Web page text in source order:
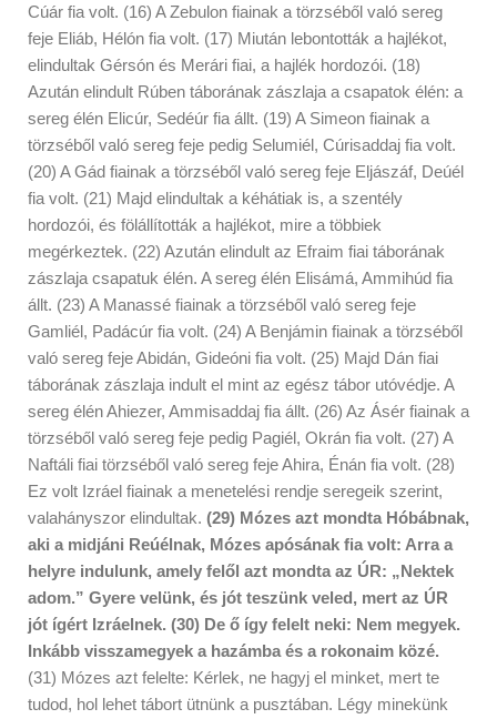
Cúár fia volt. (16) A Zebulon fiainak a törzséből való sereg
feje Eliáb, Hélón fia volt. (17) Miután lebontották a hajlékot,
elindultak Gérsón és Merári fiai, a hajlék hordozói. (18)
Azután elindult Rúben táborának zászlaja a csapatok élén: a
sereg élén Elicúr, Sedéúr fia állt. (19) A Simeon fiainak a
törzséből való sereg feje pedig Selumiél, Cúrisaddaj fia volt.
(20) A Gád fiainak a törzséből való sereg feje Eljászáf, Deúél
fia volt. (21) Majd elindultak a kéhátiak is, a szentély
hordozói, és fölállították a hajlékot, mire a többiek
megérkeztek. (22) Azután elindult az Efraim fiai táborának
zászlaja csapatuk élén. A sereg élén Elisámá, Ammihúd fia
állt. (23) A Manassé fiainak a törzséből való sereg feje
Gamliél, Padácúr fia volt. (24) A Benjámin fiainak a törzséből
való sereg feje Abidán, Gideóni fia volt. (25) Majd Dán fiai
táborának zászlaja indult el mint az egész tábor utóvédje. A
sereg élén Ahiezer, Ammisaddaj fia állt. (26) Az Ásér fiainak a
törzséből való sereg feje pedig Pagiél, Okrán fia volt. (27) A
Naftáli fiai törzséből való sereg feje Ahira, Énán fia volt. (28)
Ez volt Izráel fiainak a menetelési rendje seregeik szerint,
valahányszor elindultak. (29) Mózes azt mondta Hóbábnak,
aki a midjáni Reúélnak, Mózes apósának fia volt: Arra a
helyre indulunk, amely felől azt mondta az ÚR: „Nektek
adom.” Gyere velünk, és jót teszünk veled, mert az ÚR
jót ígért Izráelnek. (30) De ő így felelt neki: Nem megyek.
Inkább visszamegyek a hazámba és a rokonaim közé.
(31) Mózes azt felelte: Kérlek, ne hagyj el minket, mert te
tudod, hol lehet tábort ütnünk a pusztában. Légy minekünk